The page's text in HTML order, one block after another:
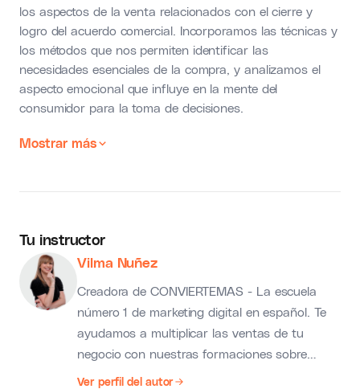
los aspectos de la venta relacionados con el cierre y
logro del acuerdo comercial. Incorporamos las técnicas y
los métodos que nos permiten identificar las
necesidades esenciales de la compra, y analizamos el
aspecto emocional que influye en la mente del
consumidor para la toma de decisiones.
Mostrar más
Tu instructor
Vilma Nuñez
Creadora de CONVIERTEMAS - La escuela
número 1 de marketing digital en español. Te
ayudamos a multiplicar las ventas de tu
negocio con nuestras formaciones sobre
marketing, negocios, publicidad y contenidos.
Ver perfil del autor